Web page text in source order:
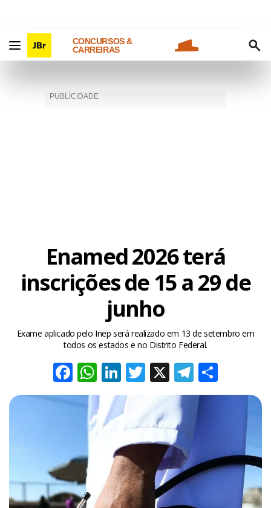
CONCURSOS &
CARREIRAS
Enamed 2026 terá
inscrições de 15 a 29 de
junho
Exame aplicado pelo Inep será realizado em 13 de setembro em
todos os estados e no Distrito Federal.
Facebook
WhatsApp
LinkedIn
Twitter
X